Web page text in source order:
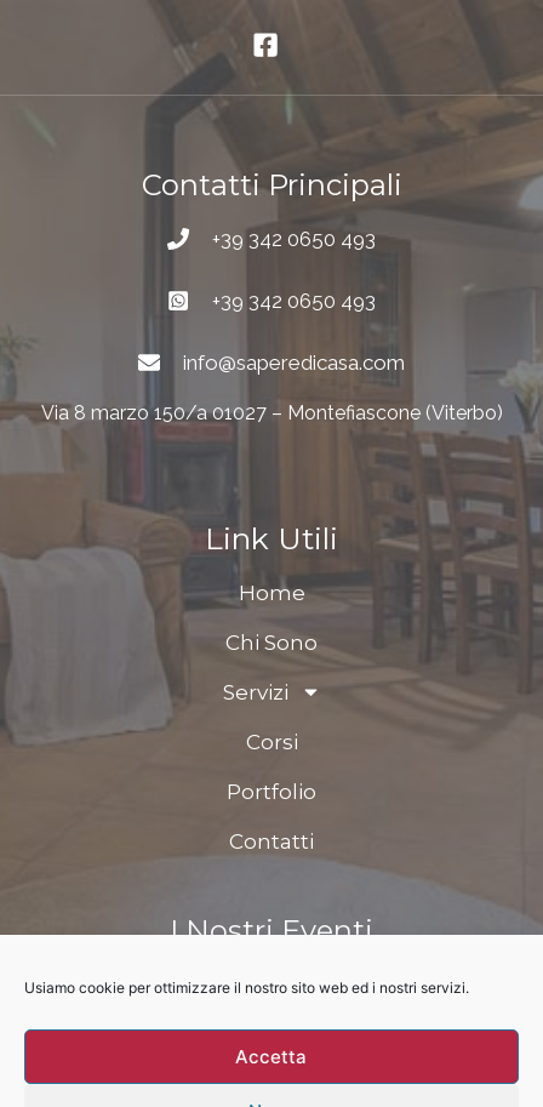
Usiamo cookie per ottimizzare il nostro sito web ed i nostri servizi.
Accetta
Contatti Principali
+39 342 0650 493
+39 342 0650 493
info@saperedicasa.com
Via 8 marzo 150/a 01027 – Montefiascone (Viterbo)
Link Utili
Home
Chi Sono
Servizi
Corsi
Portfolio
Contatti
I Nostri Eventi
Prossimo evento